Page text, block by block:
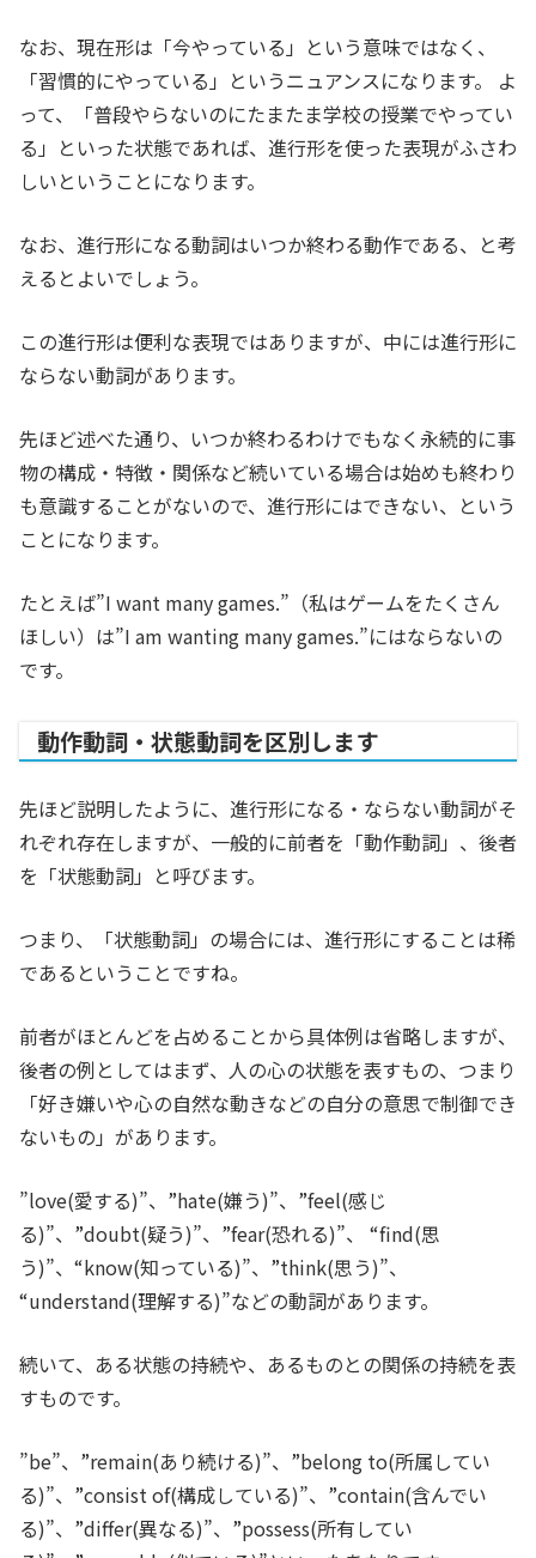
なお、現在形は「今やっている」という意味ではなく、
「習慣的にやっている」というニュアンスになります。 よ
って、「普段やらないのにたまたま学校の授業でやってい
る」といった状態であれば、進行形を使った表現がふさわ
しいということになります。
なお、進行形になる動詞はいつか終わる動作である、と考
えるとよいでしょう。
この進行形は便利な表現ではありますが、中には進行形に
ならない動詞があります。
先ほど述べた通り、いつか終わるわけでもなく永続的に事
物の構成・特徴・関係など続いている場合は始めも終わり
も意識することがないので、進行形にはできない、という
ことになります。
たとえば”I want many games.”（私はゲームをたくさん
ほしい）は”I am wanting many games.”にはならないの
です。
動作動詞・状態動詞を区別します
先ほど説明したように、進行形になる・ならない動詞がそ
れぞれ存在しますが、一般的に前者を「動作動詞」、後者
を「状態動詞」と呼びます。
つまり、「状態動詞」の場合には、進行形にすることは稀
であるということですね。
前者がほとんどを占めることから具体例は省略しますが、
後者の例としてはまず、人の心の状態を表すもの、つまり
「好き嫌いや心の自然な動きなどの自分の意思で制御でき
ないもの」があります。
”love(愛する)”、”hate(嫌う)”、”feel(感じ
る)”、”doubt(疑う)”、”fear(恐れる)”、 “find(思
う)”、“know(知っている)”、”think(思う)”、
“understand(理解する)”などの動詞があります。
続いて、ある状態の持続や、あるものとの関係の持続を表
すものです。
”be”、”remain(あり続ける)”、”belong to(所属してい
る)”、”consist of(構成している)”、”contain(含んでい
る)”、”differ(異なる)”、”possess(所有してい